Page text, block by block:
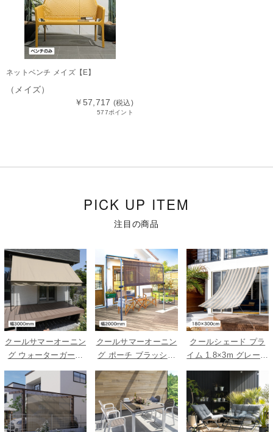
ネットベンチ メイズ【E】
（メイズ）
￥57,717 (税込)
577ポイント
PICK UP ITEM
注目の商品
クールサマーオーニン
グ ウォーターガード
ベージュ 3000
クールサマーオーニン
グ ポーチ ブラッシュ
ウッド 2000
クールシェード プラ
イム 1.8×3m グレース
トライプ